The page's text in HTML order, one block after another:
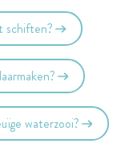
schiften?
waterzooi?